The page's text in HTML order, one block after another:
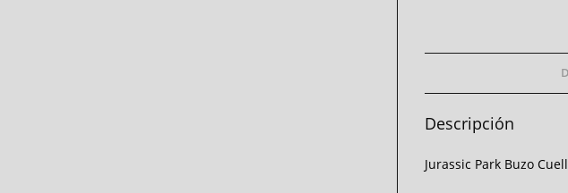
Descripción
Jurassic Park Buzo